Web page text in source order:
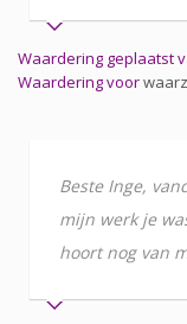
Waardering geplaatst
Waardering voor
Beste Inge,
mijn werk je
hoort nog van